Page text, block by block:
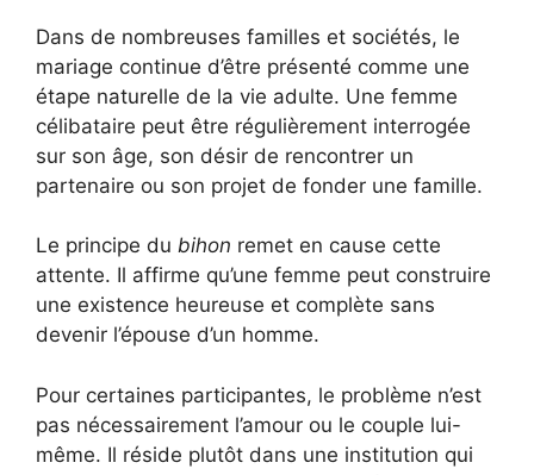
Dans de nombreuses familles et sociétés, le
mariage continue d’être présenté comme une
étape naturelle de la vie adulte. Une femme
célibataire peut être régulièrement interrogée
sur son âge, son désir de rencontrer un
partenaire ou son projet de fonder une famille.
Le principe du bihon remet en cause cette
attente. Il affirme qu’une femme peut construire
une existence heureuse et complète sans
devenir l’épouse d’un homme.
Pour certaines participantes, le problème n’est
pas nécessairement l’amour ou le couple lui-
même. Il réside plutôt dans une institution qui